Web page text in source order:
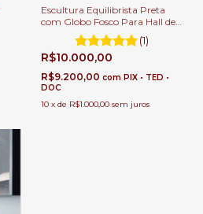
Escultura Equilibrista Preta
com Globo Fosco Para Hall de
Entrada, Sala de Estar e Jardim
de Inverno
(1)
R$10.000,00
R$9.200,00 com PIX • TED •
DOC
10 x de R$1.000,00 sem juros